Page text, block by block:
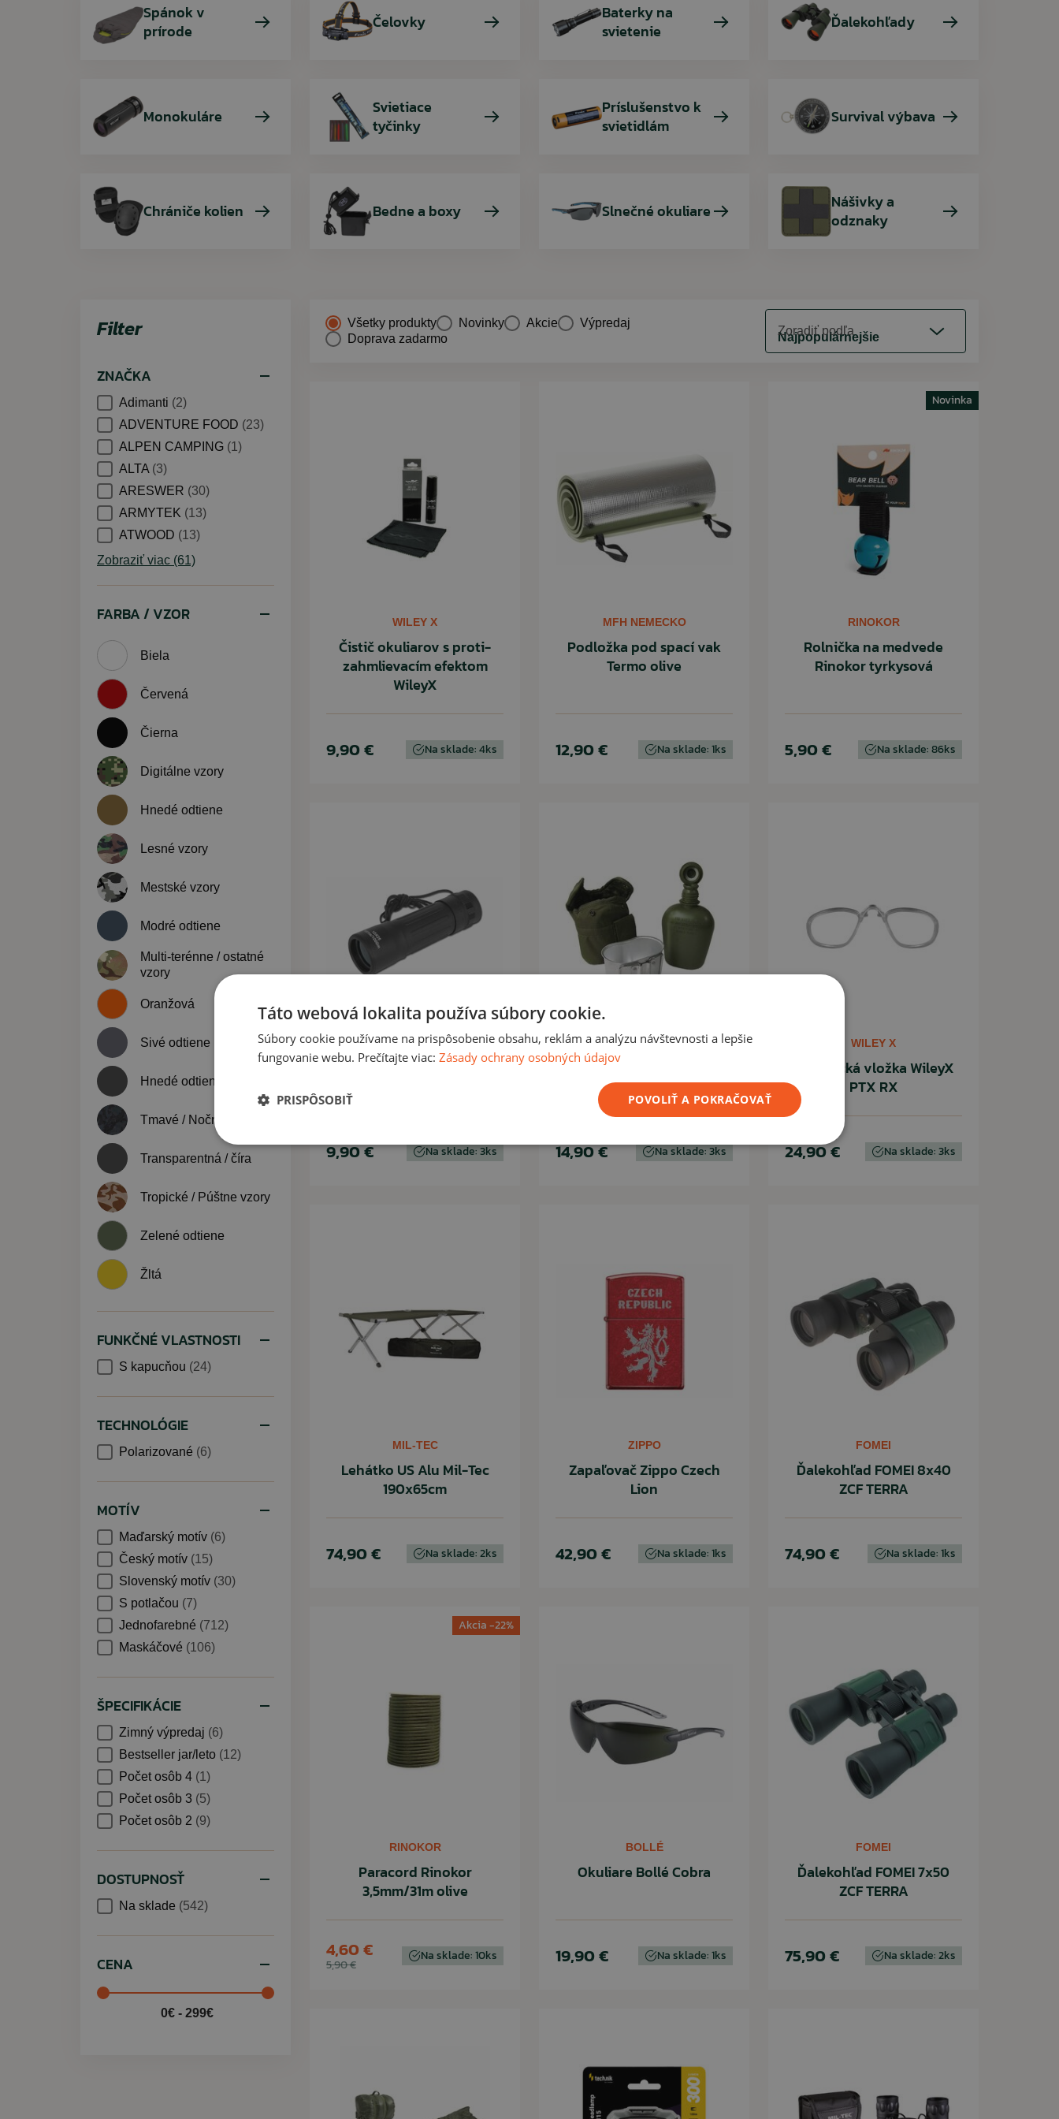
Spánok v
prírode
Čelovky
Baterky na
svietenie
Ďalekohľady
Monokuláre
Svietiace
tyčinky
Príslušenstvo k
svietidlám
Survival výbava
Chrániče kolien Bedne a boxy Slnečné okuliare
Nášivky a
odznaky
Filter
ZNAČKA
Adimanti (2)
ADVENTURE FOOD (23)
ALPEN CAMPING (1)
ALTA (3)
ARESWER (30)
ARMYTEK (13)
ATWOOD (13)
Zobraziť viac (61)
FARBA / VZOR
Biela
Červená
Čierna
Digitálne vzory
Hnedé odtiene
Lesné vzory
Mestské vzory
Modré odtiene
Multi-terénne / ostatné
vzory
Oranžová
Sivé odtiene
Hnedé odtiene
Tmavé / Nočné vzory
Transparentná / číra
Tropické / Púštne vzory
Zelené odtiene
Žltá
FUNKČNÉ VLASTNOSTI
S kapucňou (24)
TECHNOLÓGIE
Polarizované (6)
MOTÍV
Maďarský motív (6)
Český motív (15)
Slovenský motív (30)
S potlačou (7)
Jednofarebné (712)
Maskáčové (106)
ŠPECIFIKÁCIE
Zimný výpredaj (6)
Bestseller jar/leto (12)
Počet osôb 4 (1)
Počet osôb 3 (5)
Počet osôb 2 (9)
DOSTUPNOSŤ
Na sklade (542)
CENA
0€ - 299€
Všetky produkty Novinky Akcie
Výpredaj
Doprava zadarmo
Najpopulárnejšie
Zoradiť podľa
WILEY X
Čistič okuliarov s proti-
zahmlievacím efektom
WileyX
9,90 € Na sklade: 4ks
MFH NEMECKO
Podložka pod spací vak
Termo olive
12,90 € Na sklade: 1ks
Novinka
RINOKOR
Rolnička na medvede
Rinokor tyrkysová
5,90 € Na sklade: 86ks
MIL-TEC
Monokulár Mil-Tec 10x25
9,90 € Na sklade: 3ks
MIL-TEC
Poľná fľaša s obalom a
pohárom olive
14,90 € Na sklade: 3ks
WILEY X
Dioptrická vložka WileyX
PTX RX
24,90 € Na sklade: 3ks
MIL-TEC
Lehátko US Alu Mil-Tec
190x65cm
74,90 € Na sklade: 2ks
ZIPPO
Zapaľovač Zippo Czech
Lion
42,90 € Na sklade: 1ks
FOMEI
Ďalekohľad FOMEI 8x40
ZCF TERRA
74,90 € Na sklade: 1ks
Akcia -22%
RINOKOR
Paracord Rinokor
3,5mm/31m olive
5,90 €
4,60 € Na sklade: 10ks
BOLLÉ
Okuliare Bollé Cobra
19,90 € Na sklade: 1ks
FOMEI
Ďalekohľad FOMEI 7x50
ZCF TERRA
75,90 € Na sklade: 2ks
Táto webová lokalita používa súbory cookie.
Súbory cookie používame na prispôsobenie obsahu, reklám a analýzu návštevnosti a lepšie
fungovanie webu. Prečítajte viac: Zásady ochrany osobných údajov
POVOLIŤ A POKRAČOVAŤ
PRISPÔSOBIŤ